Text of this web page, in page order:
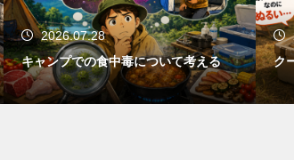
2026.07.27
クーラーボックスの正しい使い方